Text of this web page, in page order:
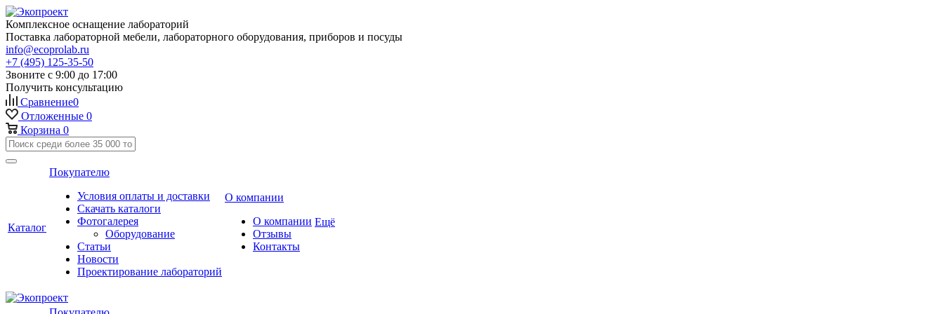
Комплексное оснащение лабораторий
Поставка лабораторной мебели, лабораторного оборудования, приборов и посуды
info@ecoprolab.ru
+7 (495) 125-35-50
Звоните с 9:00 до 17:00
Получить консультацию
Сравнение0
Отложенные 0
Корзина 0
Каталог
Покупателю
Условия оплаты и доставки
Скачать каталоги
Фотогалерея
Оборудование
Статьи
Новости
Проектирование лабораторий
О компании
О компании
Отзывы
Контакты
Ещё